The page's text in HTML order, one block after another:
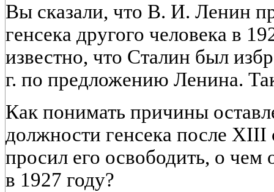
Вы сказали, что В. И. Ленин
генсека другого человека в
известно, что Сталин был
г. по предложению Ленина.
Как понимать причины
должности генсека после XIII
просил его освободить, о
в 1927 году?